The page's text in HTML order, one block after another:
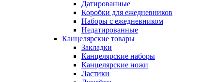
Датированные
Коробки для ежедневников
Наборы с ежедневником
Недатированные
Канцелярские товары
Закладки
Канцелярские наборы
Канцелярские ножи
Ластики